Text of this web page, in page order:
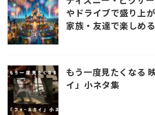
やドライブで盛り上
家族・友達で楽しめ
もう一度見たくなる
イ」小ネタ集